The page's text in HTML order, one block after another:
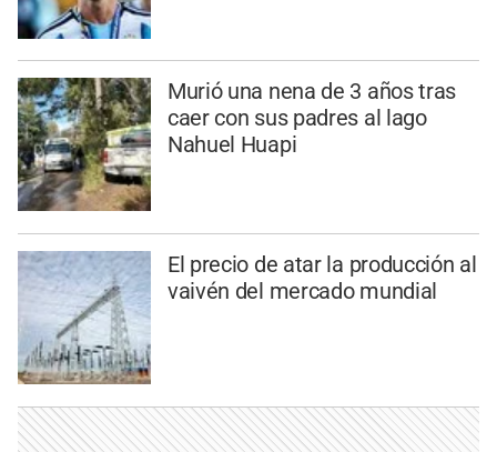
Murió una nena de 3 años tras
caer con sus padres al lago
Nahuel Huapi
El precio de atar la producción al
vaivén del mercado mundial